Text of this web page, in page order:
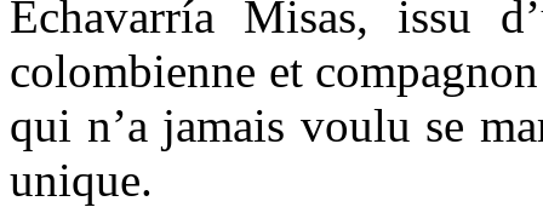
Echavarría Misas, issu
colombienne et
qui n’a jamais voulu se
unique.